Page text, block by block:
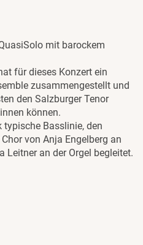
mit barockem
für dieses Konzert ein
zusammengestellt und
den Salzburger Tenor
können.
typische Basslinie, den
von Anja Engelberg an
Leitner an der Orgel begleitet.